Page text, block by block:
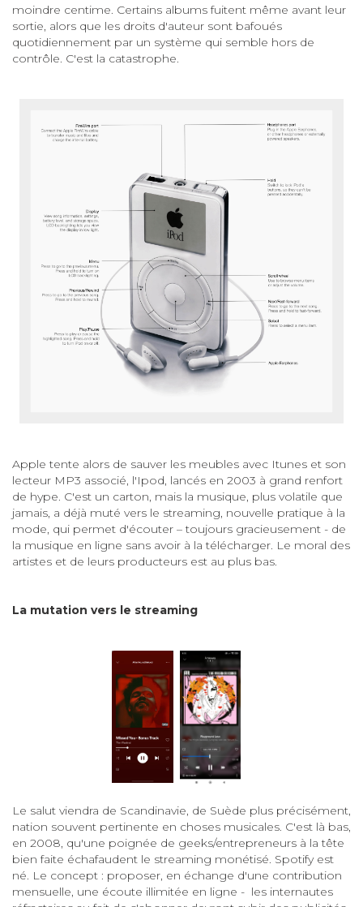
moindre centime. Certains albums fuitent même avant leur
sortie, alors que les droits d'auteur sont bafoués
quotidiennement par un système qui semble hors de
contrôle. C'est la catastrophe.
Apple tente alors de sauver les meubles avec Itunes et son
lecteur MP3 associé, l'Ipod, lancés en 2003 à grand renfort
de hype. C'est un carton, mais la musique, plus volatile que
jamais, a déjà muté vers le streaming, nouvelle pratique à la
mode, qui permet d'écouter – toujours gracieusement - de
la musique en ligne sans avoir à la télécharger. Le moral des
artistes et de leurs producteurs est au plus bas.
La mutation vers le streaming
Le salut viendra de Scandinavie, de Suède plus précisément,
nation souvent pertinente en choses musicales. C'est là bas,
en 2008, qu'une poignée de geeks/entrepreneurs à la tête
bien faite échafaudent le streaming monétisé. Spotify est
né. Le concept : proposer, en échange d'une contribution
mensuelle, une écoute illimitée en ligne - les internautes